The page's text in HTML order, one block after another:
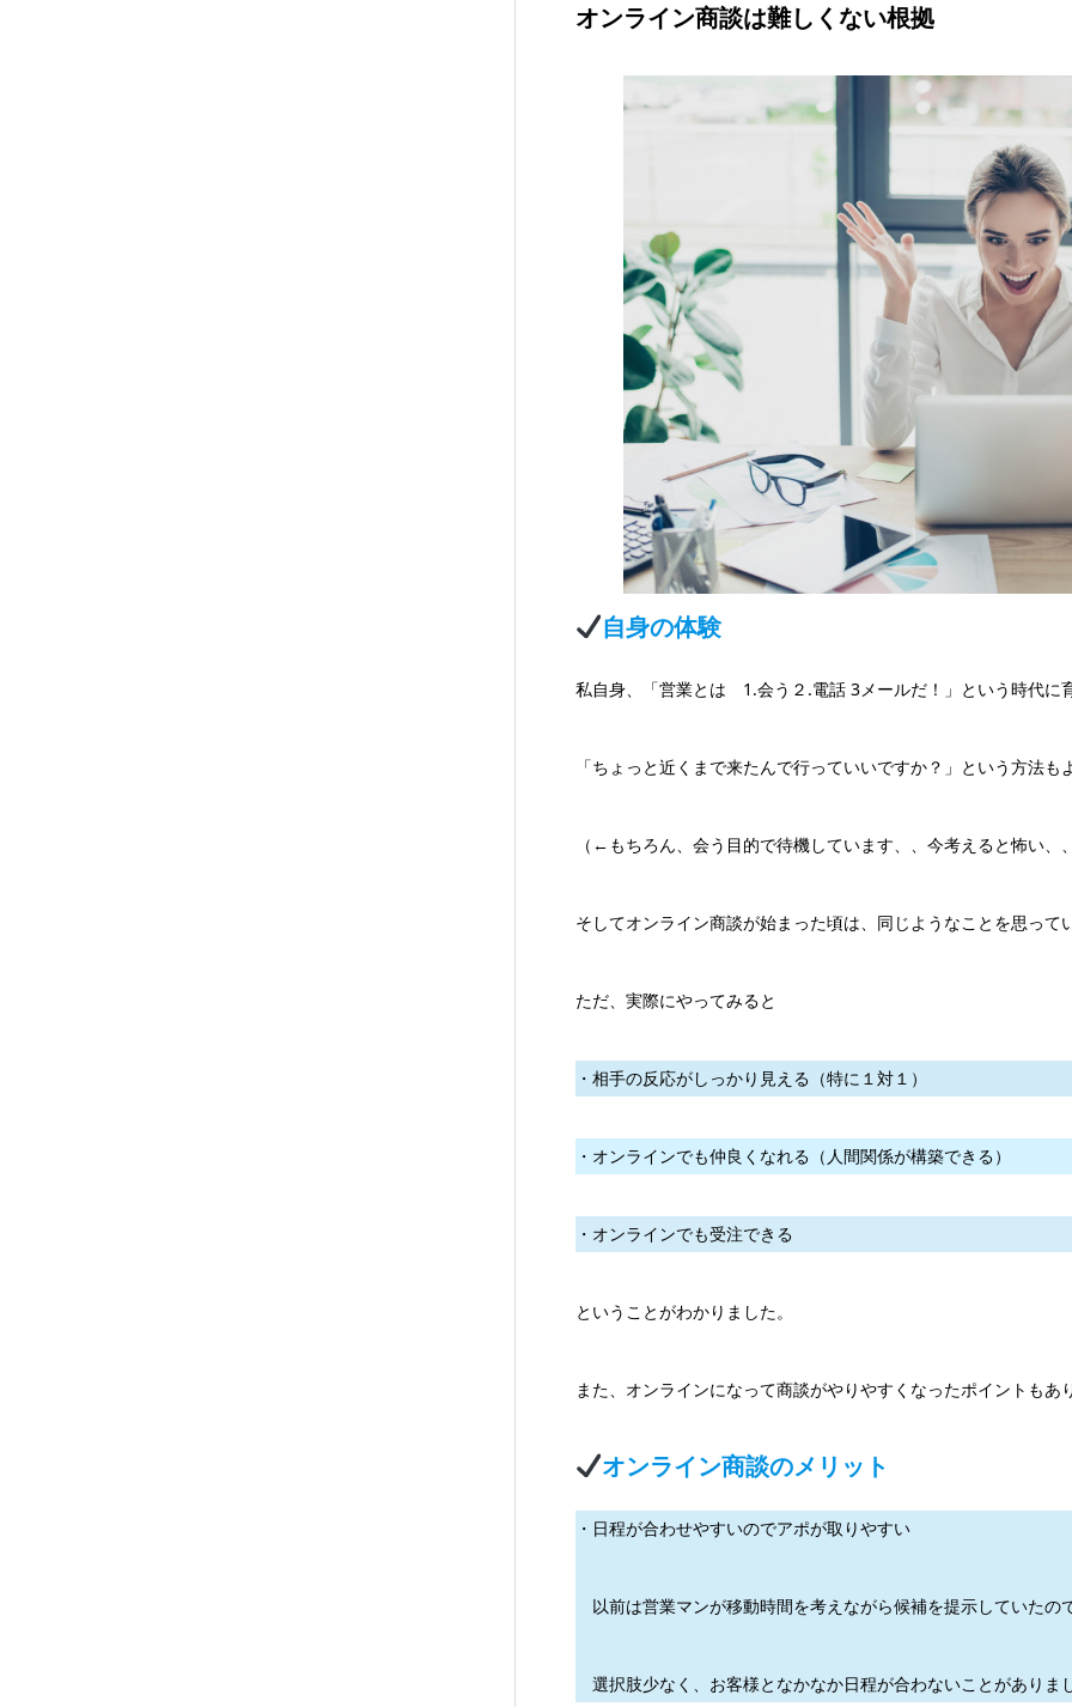
オンライン商談は難しくない根拠
自身の体験
私自身、「営業とは 1.会う２.電話 3メールだ！」という時代に育
「ちょっと近くまで来たんで行っていいですか？」という方法も
（←もちろん、会う目的で待機しています、、今考えると怖い、、
そしてオンライン商談が始まった頃は、同じようなことを思って
ただ、実際にやってみると
・相手の反応がしっかり見える（特に１対１）
・オンラインでも仲良くなれる（人間関係が構築できる）
・オンラインでも受注できる
ということがわかりました。
また、オンラインになって商談がやりやすくなったポイントもあ
オンライン商談のメリット
・日程が合わせやすいのでアポが取りやすい
以前は営業マンが移動時間を考えながら候補を提示していたの
選択肢少なく、お客様となかなか日程が合わないことがありま